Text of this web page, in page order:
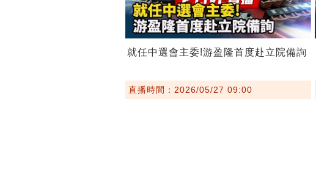
就任中選會主委!游盈隆首度赴立院備詢
直播時間：2026/05/27 09:00